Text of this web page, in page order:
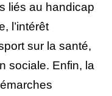
liés au handicap
l’intérêt
sur la santé,
sociale. Enfin, la